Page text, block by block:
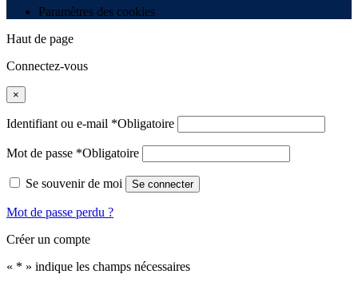
Paramètres des cookies
Haut de page
Connectez-vous
×
Identifiant ou e-mail *Obligatoire
Mot de passe *Obligatoire
Se souvenir de moi Se connecter
Mot de passe perdu ?
Créer un compte
« * » indique les champs nécessaires